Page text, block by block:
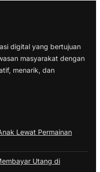
digital yang bertujuan
masyarakat dengan
menarik, dan
Lewat Permainan
Utang di